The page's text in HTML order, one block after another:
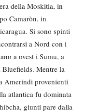
della Moskitia, in
Camaròn, in
Si sono spinti
a Nord con i
a ovest i Sumu, a
Mentre la
Amerindi provenienti
atlantica fu dominata
giunti pare dalla